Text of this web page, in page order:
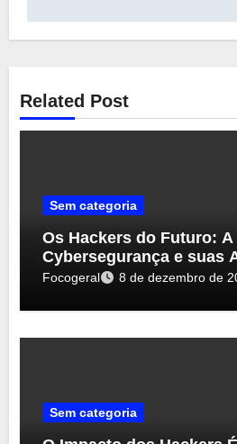
Related Post
Sem categoria
Os Hackers do Futuro: A
Cybersegurança e suas
Focogeral 8 de dezembro de
Sem categoria